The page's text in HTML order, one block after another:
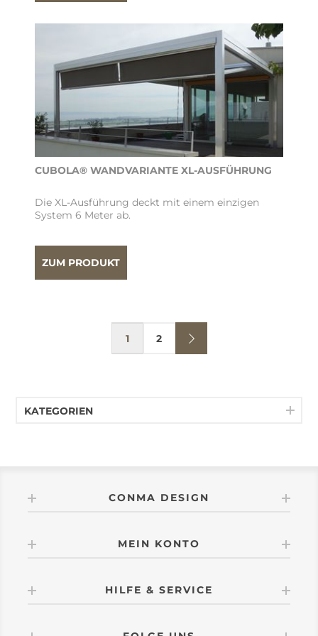
CUBOLA® WANDVARIANTE XL-AUSFÜHRUNG
Die XL-Ausführung deckt mit einem einzigen
System 6 Meter ab.
ZUM PRODUKT
1 2
KATEGORIEN
CONMA DESIGN
MEIN KONTO
HILFE & SERVICE